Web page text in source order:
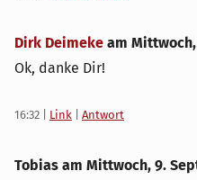
Dirk Deimeke am
Ok, danke Dir!
16:32 Link Antwort
Tobias am Mittwoch, 9.